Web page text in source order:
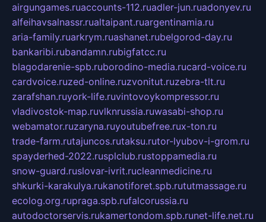
airgungames.ruaccounts-112.ruadler-jun.ruadonyev.ru
alfeihavsalnassr.rualtaipant.ruargentinamia.ru
aria-family.ruarkrym.ruashanet.rubelgorod-day.ru
bankaribi.rubandamn.rubigfatcc.ru
blagodarenie-spb.ruborodino-media.rucard-voice.ru
cardvoice.ruzed-online.ruzvonitut.ruzebra-tlt.ru
zarafshan.ruyork-life.ruvintovoykompressor.ru
vladivostok-map.ruvlknrussia.ruwasabi-shop.ru
webamator.ruzaryna.ruyoutubefree.rux-ton.ru
trade-farm.rutajuncos.rutaksu.rutor-lyubov-i-grom.ru
spayderhed-2022.rusplclub.rustoppamedia.ru
snow-guard.ruslovar-ivrit.rucleanmedicine.ru
shkurki-karakulya.rukanotiforet.spb.rututmassage.ru
ecolog.org.rupraga.spb.rufalcorussia.ru
autodoctorservis.rukamertondom.spb.runet-life.net.ru